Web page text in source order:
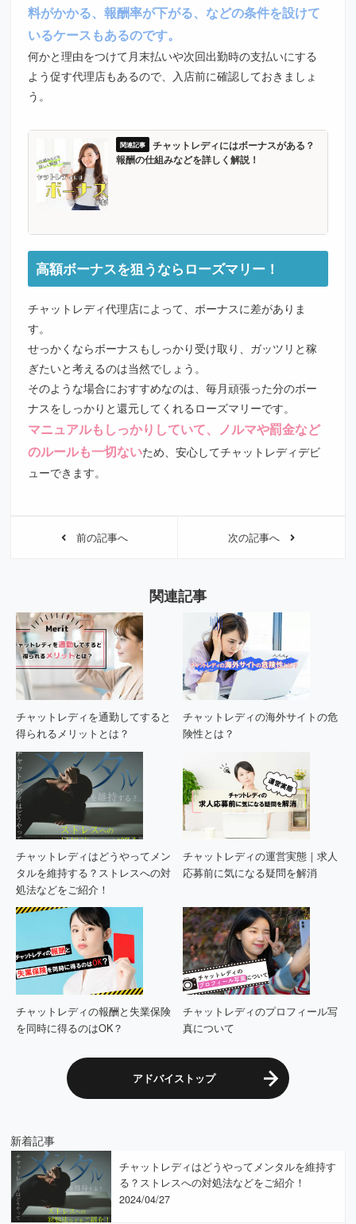
料がかかる、報酬率が下がる、などの条件を設けて
いるケースもあるのです。
何かと理由をつけて月末払いや次回出勤時の支払いにする
よう促す代理店もあるので、入店前に確認しておきましょ
う。
チャットレディにはボーナスがある？
報酬の仕組みなどを詳しく解説！
高額ボーナスを狙うならローズマリー！
チャットレディ代理店によって、ボーナスに差がありま
す。
せっかくならボーナスもしっかり受け取り、ガッツリと稼
ぎたいと考えるのは当然でしょう。
そのような場合におすすめなのは、毎月頑張った分のボー
ナスをしっかりと還元してくれる ローズマリーです。
マニュアルもしっかりしていて、ノルマや罰金など
のルールも一切ないため、安心してチャットレディデビ
ューできます。
前の記事へ 次の記事へ
関連記事
チャットレディを通勤してすると
得られるメリットとは？
チャットレディの海外サイトの危
険性とは？
チャットレディはどうやってメン
タルを維持する？ストレスへの対
処法などをご紹介！
チャットレディの運営実態｜求人
応募前に気になる疑問を解消
チャットレディの報酬と失業保険
を同時に得るのはOK？
チャットレディのプロフィール写
真について
アドバイストップ
新着記事
チャットレディはどうやってメンタルを維持す
る？ストレスへの対処法などをご紹介！
2024/04/27